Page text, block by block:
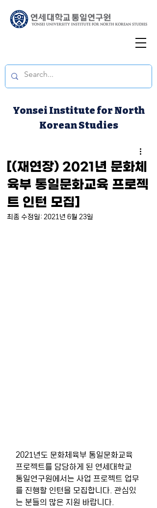
Yonsei Institute for North
Korean Studies
[(재연장) 2021년 문화체
육부 통일문화교육 프로젝
트 인턴 모집]
최종 수정일: 2021년 6월 23일
2021년도 문화체육부 통일문화교육
프로젝트를 담당하게 된 연세대학교
통일연구원에서는 사업 프로젝트 업무
를 진행할 인턴을 모집합니다. 관심있
는 분들의 많은 지원 바랍니다.